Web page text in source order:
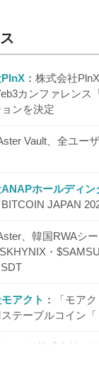
株式会社
カンファレンス
ンを決定
Vault、全ユー
ホールディン
JAPAN
、韓国RWAシ
・
アクト
「モア
テーブルコイン
レード株式会社